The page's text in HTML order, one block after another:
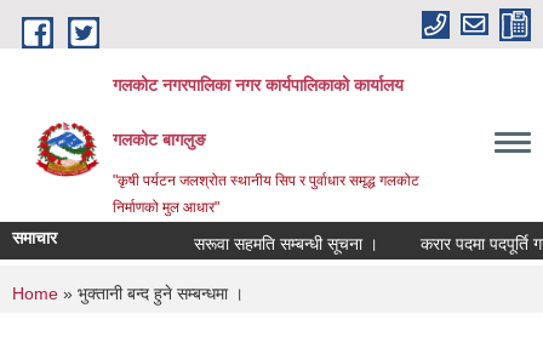
Skip to main content
गलकोट नगरपालिका नगर कार्यपालिकाको कार्यालय
गलकोट बागलुङ
"कृषी पर्यटन जलश्रोत स्थानीय सिप र पुर्वाधार समृद्ध गलकोट
निर्माणको मुल आधार"
समाचार सरूवा सहमति सम्बन्धी सूचना । करार पदमा पदपूर्ति
You are here
Home » भुक्तानी बन्द हुने सम्बन्धमा ।